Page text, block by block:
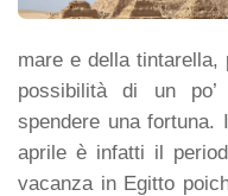
mare e della tintarella,
possibilità di un
spendere una fortuna.
aprile è infatti il
vacanza in Egitto